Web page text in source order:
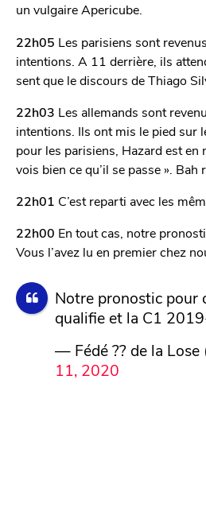
un vulgaire Apericube.
22h05 Les parisiens sont
intentions. A 11 derrière, ils
sent que le discours de Thiago
22h03 Les allemands sont
intentions. Ils ont mis le pied sur
pour les parisiens, Hazard est en
vois bien ce qu’il se passe ». Bah
22h01 C’est reparti avec les
22h00 En tout cas, notre
Vous l’avez lu en premier chez
Notre pronostic pour
qualifie et la C1
— Fédé ?? de la Lose
11, 2020